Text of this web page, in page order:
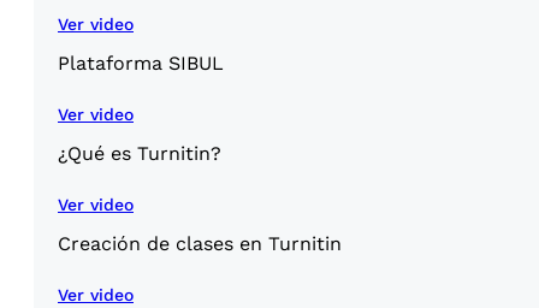
Ver video
Plataforma SIBUL
Ver video
¿Qué es Turnitin?
Ver video
Creación de clases en Turnitin
Ver video